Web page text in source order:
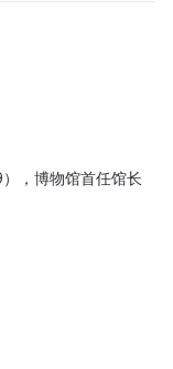
，博物馆首任馆长